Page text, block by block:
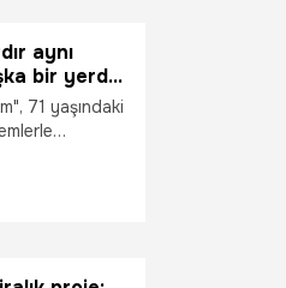
aynı
bir yerde
71 yaşındaki
"Her